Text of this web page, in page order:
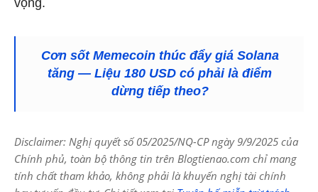
vọng.
Cơn sốt Memecoin thúc đẩy giá Solana
tăng — Liệu 180 USD có phải là điểm
dừng tiếp theo?
Disclaimer: Nghị quyết số 05/2025/NQ-CP ngày 9/9/2025 của
Chính phủ, toàn bộ thông tin trên Blogtienao.com chỉ mang
tính chất tham khảo, không phải là khuyến nghị tài chính